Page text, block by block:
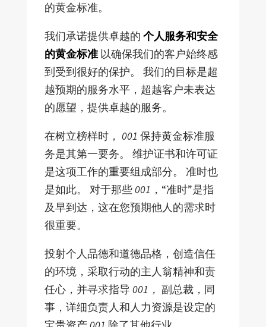
的黄金标准。
我们承诺提供卓越的 个人服务和安全
的黄金标准以确保我们的客户始终感
到受到很好的保护。 我们的目标是超
越预期的服务水平，超越客户未表达
的愿望，提供卓越的服务。
在树立榜样时， 001 保持黄金标准服
务是其第一要务。 维护证书和许可证
是这项工作的重要组成部分。 准时也
是如此。 对于那些001 ，“准时”是指
及早到达，这在您预期他人的需求时
很重要。
投射个人品德和道德品格，创造信任
的环境，采取行动的主人翁精神和责
任心，并寻求指导 001， 副总裁，同
事，详细负责人和人力资源是设定的